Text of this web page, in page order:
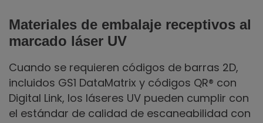
Materiales de embalaje receptivos al
marcado láser UV
Cuando se requieren códigos de barras 2D,
incluidos GS1 DataMatrix y códigos QR® con
Digital Link, los láseres UV pueden cumplir con
el estándar de calidad de escaneabilidad con